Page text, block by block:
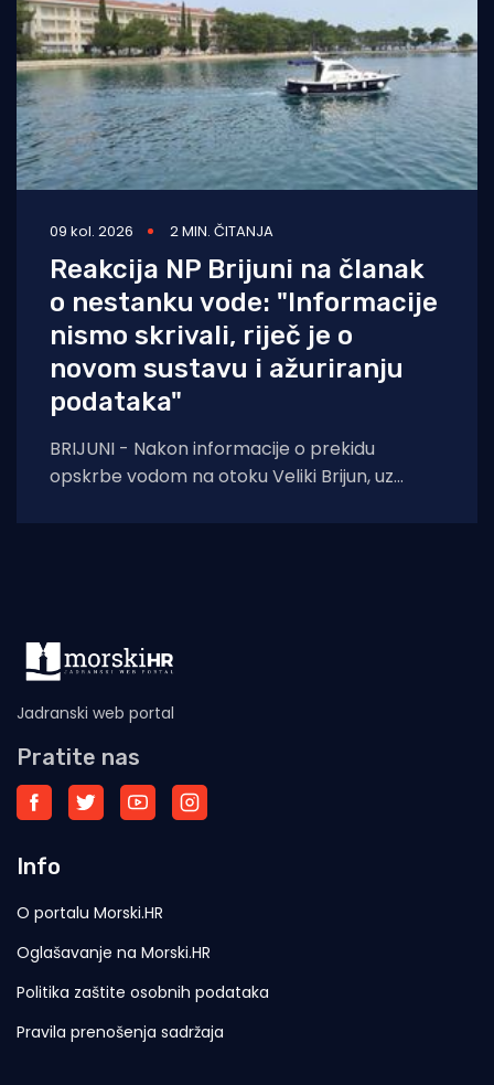
09 kol. 2026 2 MIN. ČITANJA
Reakcija NP Brijuni na članak
o nestanku vode: "Informacije
nismo skrivali, riječ je o
novom sustavu i ažuriranju
podataka"
BRIJUNI - Nakon informacije o prekidu
opskrbe vodom na otoku Veliki Brijun, uz
Jadranski web portal
Pratite nas
Info
O portalu Morski.HR
Oglašavanje na Morski.HR
Politika zaštite osobnih podataka
Pravila prenošenja sadržaja